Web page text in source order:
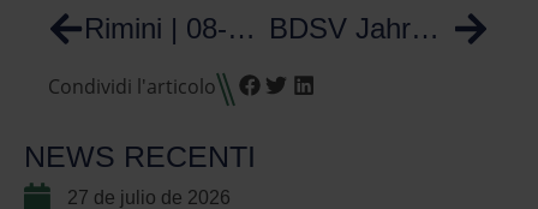
Rimini | 08-11 Noviembre 2016 BDSV Jahrestagung | 29-30 Noviembre 2017
Condividi l'articolo
NEWS RECENTI
27 de julio de 2026